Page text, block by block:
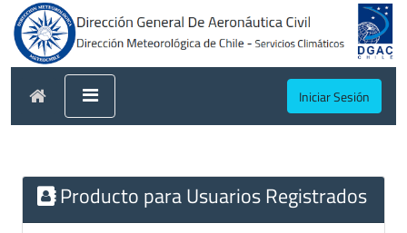
Iniciar Sesión
Producto para Usuarios Registrados